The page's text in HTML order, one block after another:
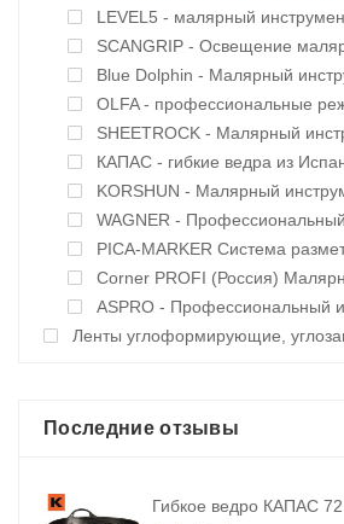
LEVEL5 - малярный
SCANGRIP - Освещение
Вlue Dolphin - Малярный инструмент и
OLFA - профессиональные режущие
SHEETROCK - Малярный
КАПАС - гибкие ведра из
KORSHUN - Малярный инструмент
WAGNER - Профессиональный инструмент
PICA-MARKER Система
Corner PROFI (Россия) Малярный
ASPRO - Профессиональный инструмент
Ленты углоформирующие,
Последние отзывы
Гибкое ведро КАПАС